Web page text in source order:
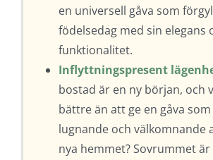
en universell gåva som
födelsedag med sin elegans
funktionalitet.
Inflyttningspresent
bostad är en ny början, och
bättre än att ge en gåva
lugnande och välkomnande
nya hemmet? Sovrummet